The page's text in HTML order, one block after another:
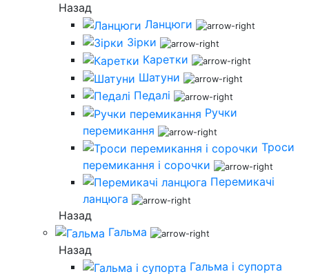
Назад
Ланцюги
Зірки
Каретки
Шатуни
Педалі
Ручки
перемикання
Троси
перемикання і сорочки
Перемикачі
ланцюга
Назад
Гальма
Назад
Гальма і супорта